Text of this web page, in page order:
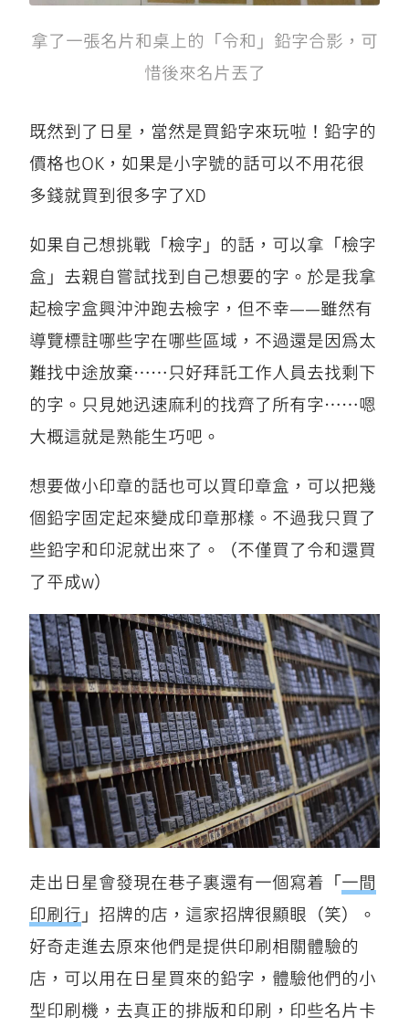
拿了一張名片和桌上的「令和」鉛字合影，可
惜後來名片丟了
既然到了日星，當然是買鉛字來玩啦！鉛字的
價格也OK，如果是小字號的話可以不用花很
多錢就買到很多字了XD
如果自己想挑戰「檢字」的話，可以拿「檢字
盒」去親自嘗試找到自己想要的字。於是我拿
起檢字盒興沖沖跑去檢字，但不幸——雖然有
導覽標註哪些字在哪些區域，不過還是因爲太
難找中途放棄……只好拜託工作人員去找剩下
的字。只見她迅速麻利的找齊了所有字……嗯
大概這就是熟能生巧吧。
想要做小印章的話也可以買印章盒，可以把幾
個鉛字固定起來變成印章那樣。不過我只買了
些鉛字和印泥就出來了。（不僅買了令和還買
了平成w）
走出日星會發現在巷子裏還有一個寫着「一間
印刷行 」招牌的店，這家招牌很顯眼（笑）。
好奇走進去原來他們是提供印刷相關體驗的
店，可以用在日星買來的鉛字，體驗他們的小
型印刷機，去真正的排版和印刷，印些名片卡